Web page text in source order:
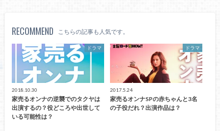
RECOMMEND こちらの記事も人気です。
ドラマ
2018.10.30
家売るオンナの逆襲でのタクヤは
出演するの？役どころや出世して
いる可能性は？
ドラマ
2017.5.24
家売るオンナSPの赤ちゃんと3名
の子役だれ？出演作品は？